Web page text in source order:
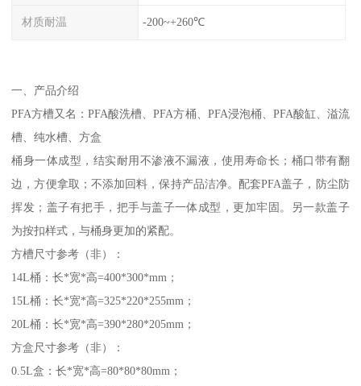
材质耐温 -200~+260℃
一、产品介绍
PFA方槽又名：PFA酸洗槽、PFA方桶、PFA浸泡桶、PFA酸缸、溢流
槽、纯水槽、方盒
桶身一体成型，结实耐用不渗液不漏液，使用寿命长；桶口带有翻
边，方便拿取；不添加回料，保持产品洁净。配套PFA盖子，防尘防
挥发；盖子有把手，把手与盖子一体成型，更加牢固。另一款盖子
为按扣样式，与桶身更加的紧配。
方槽尺寸参考（非）：
14L桶：长*宽*高=400*300*mm；
15L桶：长*宽*高=325*220*255mm；
20L桶：长*宽*高=390*280*205mm；
方盒尺寸参考（非）：
0.5L盒：长*宽*高=80*80*80mm；